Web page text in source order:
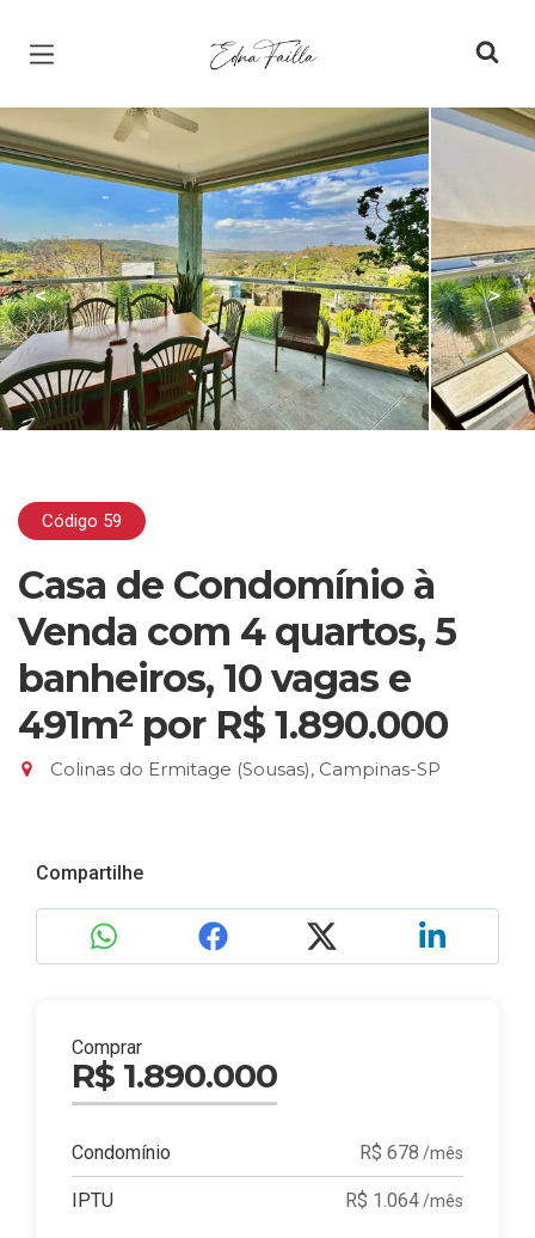
Página inicial
< >
Código 59
Casa de Condomínio à
Venda com 4 quartos, 5
banheiros, 10 vagas e
491m² por R$ 1.890.000
Colinas do Ermitage (Sousas), Campinas-SP
Compartilhe
Comprar
R$ 1.890.000
Condomínio R$ 678 /mês
IPTU R$ 1.064/mês